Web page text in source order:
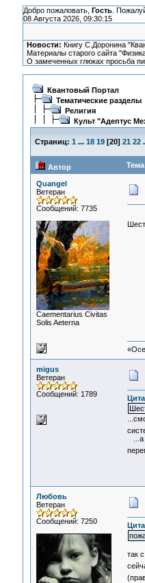
Добро пожаловать, Гость.
08 Августа 2026, 09:30:15
Новости: Книгу С.Доронина
Материалы старого сайта
О замеченных глюках просьба
Квантовый Портал
Тематические разделы
Религия
Культ "Адептус
Страниц: 1 ... 18 19[20] 21 22
Автор
Quangel
Ветеран
Сообщений: 7735
Сaementarius Civitas
Solis Aeterna
migus
Ветеран
Сообщений: 1789
...а
Любовь
Ветеран
Сообщений: 7250
так